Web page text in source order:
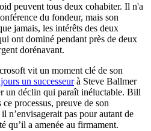
peuvent tous deux cohabiter. Il n'a
du fondeur, mais son
jamais, les intérêts des deux
ont dominé pendant près de deux
dorénavant.
vit un moment clé de son
un successeurà Steve Ballmer
un déclin qui paraît inéluctable. Bill
processus, preuve de son
n’envisagerait pas pour autant de
qu’il a amenée au firmament.